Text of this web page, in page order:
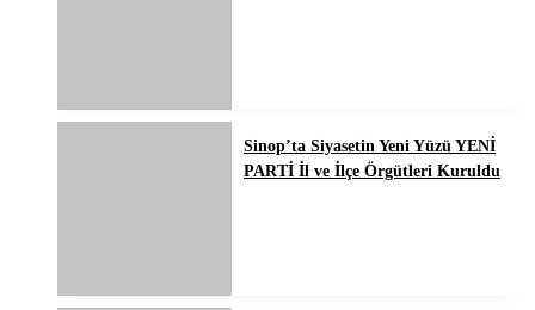
Sinop’ta Siyasetin Yeni Yüzü YENİ
PARTİ İl ve İlçe Örgütleri Kuruldu